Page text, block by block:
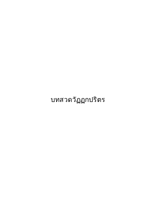
บทสวดวัฏฏกปริตร